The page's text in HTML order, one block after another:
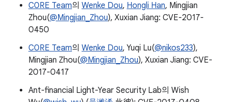
C0RE Team의 Wenke Dou, Hongli Han, Mingjian
Zhou(@Mingjian_Zhou), Xuxian Jiang: CVE-2017-
0450
C0RE Team의 Wenke Dou, Yuqi Lu(@nikos233),
Mingjian Zhou(@Mingjian_Zhou), Xuxian Jiang: CVE-
2017-0417
Ant-financial Light-Year Security Lab의 Wish